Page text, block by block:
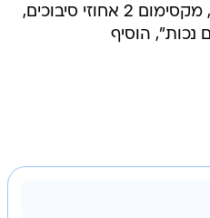
אחוז הסיבוכים מאוד נמוך, מקסימום 2 אחוזי סיבוכים,
נכות", הוסיף